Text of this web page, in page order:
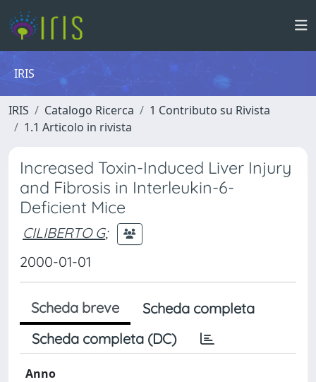
IRIS
IRIS Catalogo Ricerca
1 Contributo su Rivista
1.1 Articolo in rivista
Increased Toxin-Induced Liver Injury
and Fibrosis in Interleukin-6-
Deficient Mice
CILIBERTO G;
2000-01-01
Scheda breve
Scheda completa
Scheda completa (DC)
Anno